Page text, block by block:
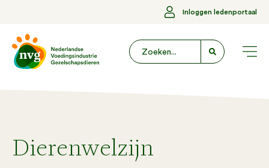
Inloggen ledenportaal
Dierenwelzijn